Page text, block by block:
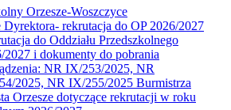
Orzesze-Woszczyce
Dyrektora- rekrutacja do OP 2026/2027
do Oddziału Przedszkolnego
2027 i dokumenty do pobrania
NR IX/253/2025, NR
2025, NR IX/255/2025 Burmistrza
Orzesze dotyczące rekrutacji w roku